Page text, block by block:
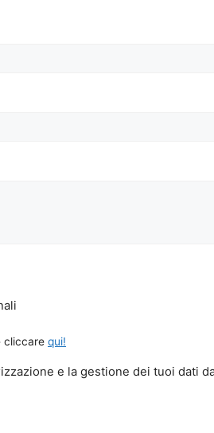
cliccare qui!
e la gestione dei tuoi dati